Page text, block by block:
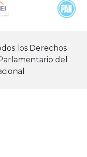
los Derechos
del